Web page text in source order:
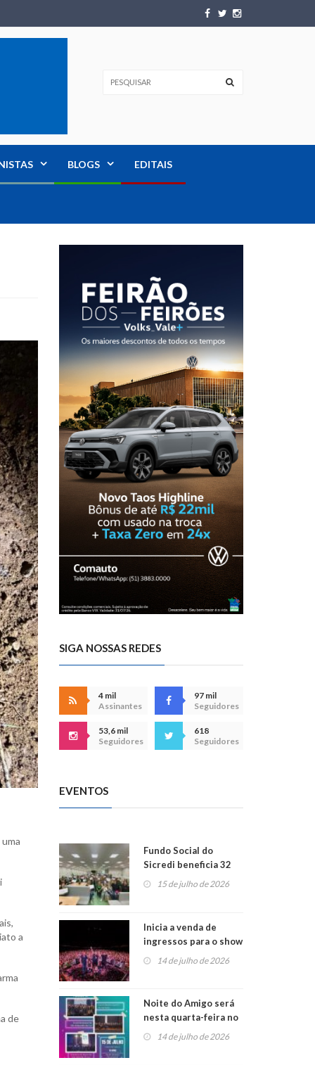
BLOGS EDITAIS
a
de
SIGA NOSSAS REDES
4 mil
Assinantes
97 mil
Seguidores
53,6 mil
Seguidores
618
Seguidores
EVENTOS
Fundo Social do
Sicredi beneficia 32
projetos em
15 de julho de 2026
Inicia a venda de
ingressos para o show
do Jota Quest nos 45
anos da Sicredi Ouro
14 de julho de 2026
Noite do Amigo será
nesta quarta-feira no
Centro de Cultura de
14 de julho de 2026